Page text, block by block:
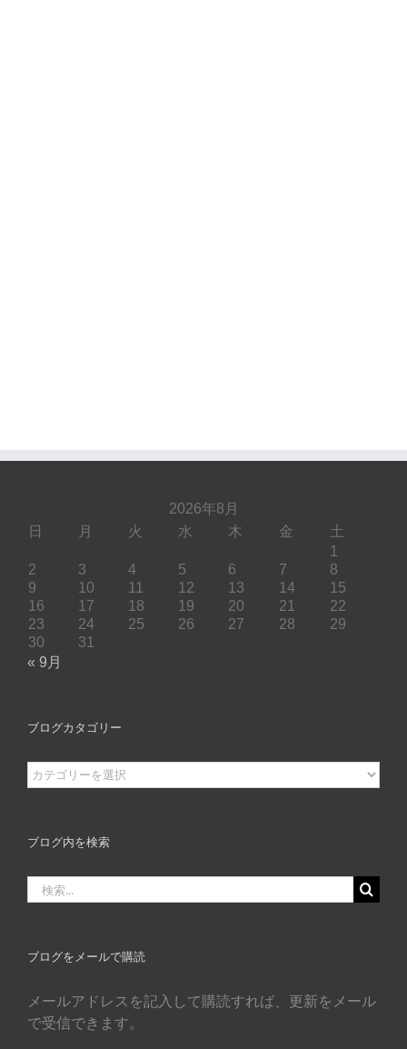
2026年8月
日 月 火 水 木 金 土
1
2
3 4 5 6 7
8
9
10 11 12 13 14
15
16
17 18 19 20 21
22
23
24 25 26 27 28
29
30
31
« 9月
ブログカタゴリー
ブ
ロ
カ
ゴ
リ
ブログ内を検索
索
ブログをメールで購読
メールアドレスを記入して購読すれば、更新をメール
で受信できます。